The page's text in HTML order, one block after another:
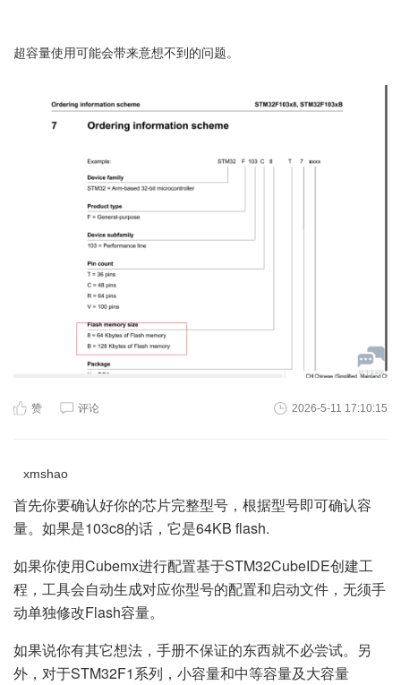
超容量使用可能会带来意想不到的问题。
赞 评论 2026-5-11 17:10:15
xmshao
首先你要确认好你的芯片完整型号，根据型号即可确认容
量。如果是103c8的话，它是64KB flash.
如果你使用Cubemx进行配置基于STM32CubeIDE创建工
程，工具会自动生成对应你型号的配置和启动文件，无须手
动单独修改Flash容量。
如果说你有其它想法，手册不保证的东西就不必尝试。另
外，对于STM32F1系列，小容量和中等容量及大容量